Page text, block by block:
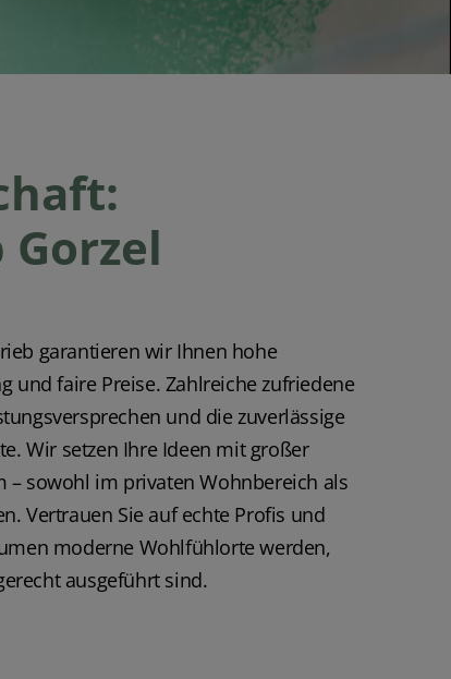
garantieren wir Ihnen hohe
und faire Preise. Zahlreiche zufriedene
und die zuverlässige
Wir setzen Ihre Ideen mit großer
– sowohl im privaten Wohnbereich als
Vertrauen Sie auf echte Profis und
moderne Wohlfühlorte werden,
ausgeführt sind.